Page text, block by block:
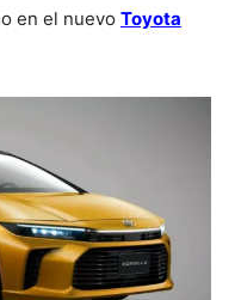
en el nuevo Toyota